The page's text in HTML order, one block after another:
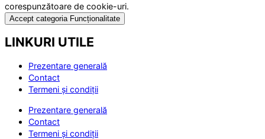
corespunzătoare de cookie-uri.
Accept categoria Funcționalitate
LINKURI UTILE
Prezentare generală
Contact
Termeni și condiții
Prezentare generală
Contact
Termeni și condiții